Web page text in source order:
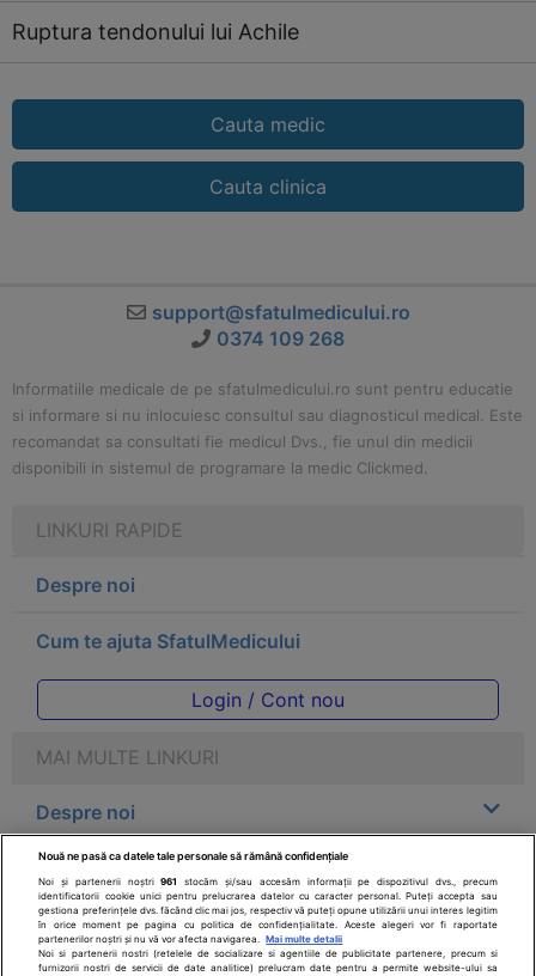
Ruptura tendonului lui Achile
Cauta medic
Cauta clinica
support@sfatulmedicului.ro
0374 109 268
Informatiile medicale de pe sfatulmedicului.ro sunt pentru educatie
si informare si nu inlocuiesc consultul sau diagnosticul medical. Este
recomandat sa consultati fie medicul Dvs., fie unul din medicii
disponibili in sistemul de programare la medic Clickmed.
LINKURI RAPIDE
Despre noi
Cum te ajuta SfatulMedicului
Login / Cont nou
MAI MULTE LINKURI
Despre noi
Legal
Drepturile consumatorului
Nouă ne pasă ca datele tale personale să rămână confidențiale
Noi și partenerii noștri961
stocăm și/sau accesăm informații pe dispozitivul dvs., precum
identificatorii cookie unici pentru prelucrarea datelor cu caracter personal. Puteți accepta sau
gestiona preferințele dvs. făcând clic mai jos, respectiv vă puteți opune utilizării unui interes legitim
în orice moment pe pagina cu politica de confidențialitate. Aceste alegeri vor fi raportate
partenerilor noștri și nu vă vor afecta navigarea.
Mai multe detalii
Noi si partenerii nostri (retelele de socializare si agentiile de publicitate partenere, precum si
furnizorii nostri de servicii de date analitice) prelucram date pentru a permite website-ului sa